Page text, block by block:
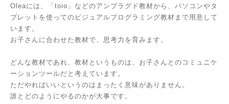
Oleaには、「toio」などのアンプラグド教材から、パソコンやタ
ブレットを使ってのビジュアルプログラミング教材まで用意して
います。
お子さんに合わせた教材で、思考力を育みます。
どんな教材であれ、教材というものは、お子さんとのコミュニケ
ーションツールだと考えています。
ただやればいいというのはまったく意味がありません。
誰とどのようにやるのかが大事です。